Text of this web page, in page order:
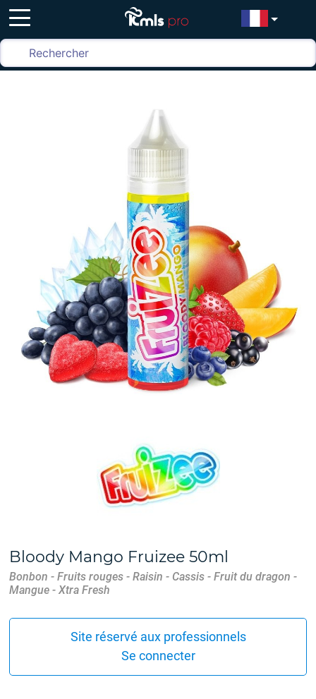
Bloody Mango Fruizee 50ml
Bonbon - Fruits rouges - Raisin - Cassis - Fruit du dragon -
Mangue - Xtra Fresh
Site réservé aux professionnels
Se connecter